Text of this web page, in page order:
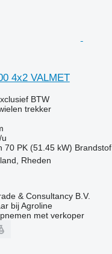
4x2 VALMET
BTW
trekker
70 PK (51.45 kW) Brandstof
Rheden
& Consultancy B.V.
bij Agroline
met verkoper